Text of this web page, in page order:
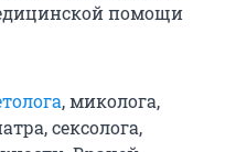
помощи
, миколога,
сексолога,